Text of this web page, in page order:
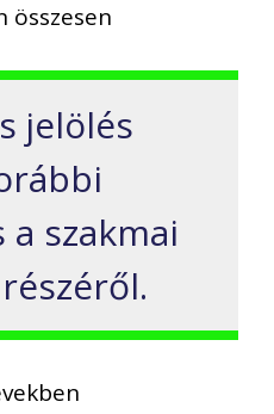
összesen
jelölés
szakmai